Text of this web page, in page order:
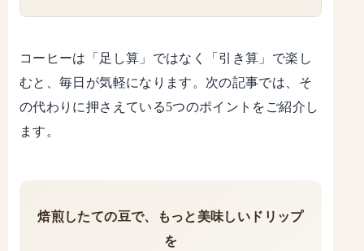
コーヒーは「足し算」ではなく「引き算」で楽し
むと、毎日が気軽になります。次の記事では、そ
の代わりに押さえている5つのポイントをご紹介し
ます。
焙煎したての豆で、もっと美味しいドリップ
を